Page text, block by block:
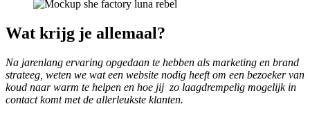
Wat krijg je allemaal?
Na jarenlang ervaring opgedaan te hebben als marketing en brand
strateeg, weten we wat een website nodig heeft om een bezoeker van
koud naar warm te helpen en hoe jij zo laagdrempelig mogelijk in
contact komt met de allerleukste klanten.